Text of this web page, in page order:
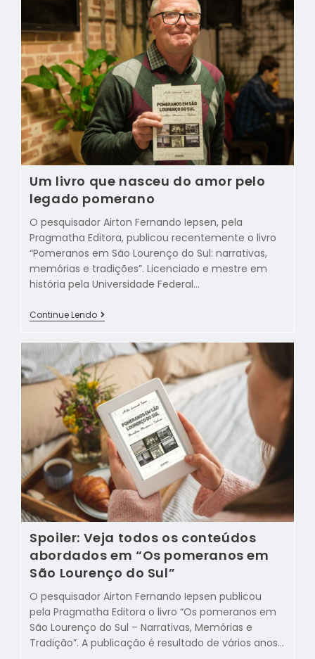
Um livro que nasceu do amor pelo
legado pomerano
O pesquisador Airton Fernando Iepsen, pela
Pragmatha Editora, publicou recentemente o livro
“Pomeranos em São Lourenço do Sul: narrativas,
memórias e tradições”. Licenciado e mestre em
história pela Universidade Federal…
Continue Lendo
Spoiler: Veja todos os conteúdos
abordados em “Os pomeranos em
São Lourenço do Sul”
O pesquisador Airton Fernando Iepsen publicou
pela Pragmatha Editora o livro “Os pomeranos em
São Lourenço do Sul – Narrativas, Memórias e
Tradição”. A publicação é resultado de vários anos…